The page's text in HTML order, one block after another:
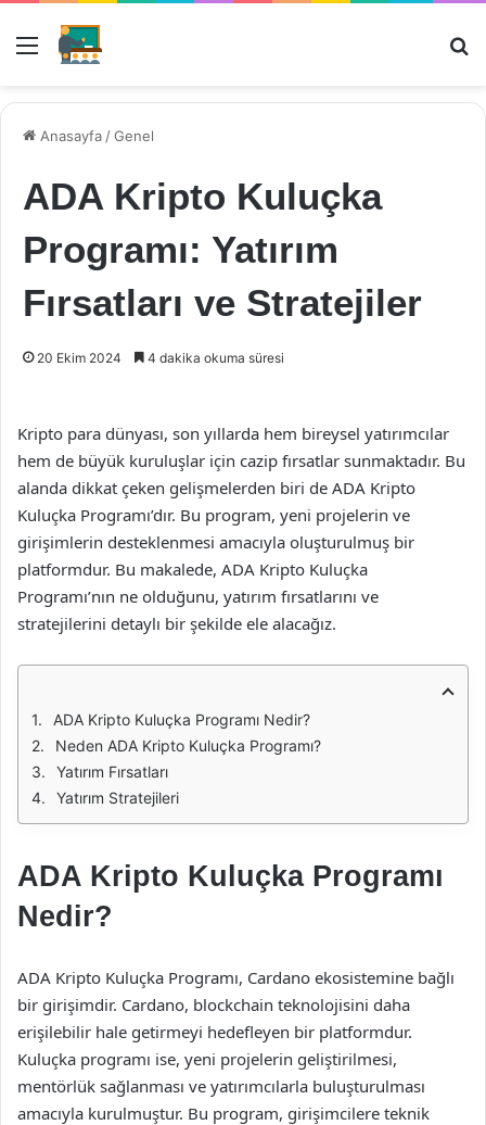
Menü
Anasayfa /Genel
ADA Kripto Kuluçka
Programı: Yatırım
Fırsatları ve Stratejiler
20 Ekim 2024 4 dakika okuma süresi
Kripto para dünyası, son yıllarda hem bireysel yatırımcılar
hem de büyük kuruluşlar için cazip fırsatlar sunmaktadır. Bu
alanda dikkat çeken gelişmelerden biri de ADA Kripto
Kuluçka Programı’dır. Bu program, yeni projelerin ve
girişimlerin desteklenmesi amacıyla oluşturulmuş bir
platformdur. Bu makalede, ADA Kripto Kuluçka
Programı’nın ne olduğunu, yatırım fırsatlarını ve
stratejilerini detaylı bir şekilde ele alacağız.
ADA Kripto Kuluçka Programı Nedir?
Neden ADA Kripto Kuluçka Programı?
Yatırım Fırsatları
Yatırım Stratejileri
ADA Kripto Kuluçka Programı
Nedir?
ADA Kripto Kuluçka Programı, Cardano ekosistemine bağlı
bir girişimdir. Cardano, blockchain teknolojisini daha
erişilebilir hale getirmeyi hedefleyen bir platformdur.
Kuluçka programı ise, yeni projelerin geliştirilmesi,
mentörlük sağlanması ve yatırımcılarla buluşturulması
amacıyla kurulmuştur. Bu program, girişimcilere teknik